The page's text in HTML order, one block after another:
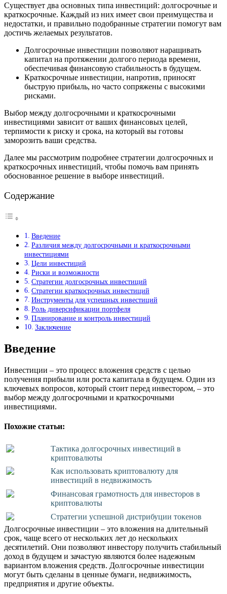
Существует два основных типа инвестиций: долгосрочные и
краткосрочные. Каждый из них имеет свои преимущества и
недостатки, и правильно подобранные стратегии помогут вам
достичь желаемых результатов.
Долгосрочные инвестиции позволяют наращивать
капитал на протяжении долгого периода времени,
обеспечивая финансовую стабильность в будущем.
Краткосрочные инвестиции, напротив, приносят
быструю прибыль, но часто сопряжены с высокими
рисками.
Выбор между долгосрочными и краткосрочными
инвестициями зависит от ваших финансовых целей,
терпимости к риску и срока, на который вы готовы
заморозить ваши средства.
Далее мы рассмотрим подробнее стратегии долгосрочных и
краткосрочных инвестиций, чтобы помочь вам принять
обоснованное решение в выборе инвестиций.
Содержание
Введение
Различия между долгосрочными и краткосрочными
инвестициями
Цели инвестиций
Риски и возможности
Стратегии долгосрочных инвестиций
Стратегии краткосрочных инвестиций
Инструменты для успешных инвестиций
Роль диверсификации портфеля
Планирование и контроль инвестиций
Заключение
Введение
Инвестиции – это процесс вложения средств с целью
получения прибыли или роста капитала в будущем. Один из
ключевых вопросов, который стоит перед инвестором, – это
выбор между долгосрочными и краткосрочными
инвестициями.
Похожие статьи:
Тактика долгосрочных инвестиций в
криптовалюты
Как использовать криптовалюту для
инвестиций в недвижимость
Финансовая грамотность для инвесторов в
криптовалюты
Стратегии успешной дистрибуции токенов
Долгосрочные инвестиции – это вложения на длительный
срок, чаще всего от нескольких лет до нескольких
десятилетий. Они позволяют инвестору получить стабильный
доход в будущем и зачастую являются более надежным
вариантом вложения средств. Долгосрочные инвестиции
могут быть сделаны в ценные бумаги, недвижимость,
предприятия и другие объекты.